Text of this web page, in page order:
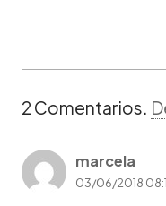
2 Comentarios.
marcela
03/06/2018